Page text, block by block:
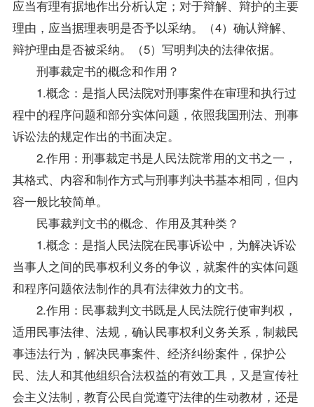
应当有理有据地作出分析认定；对于辩解、辩护的主要
理由，应当据理表明是否予以采纳。（4）确认辩解、
辩护理由是否被采纳。（5）写明判决的法律依据。
刑事裁定书的概念和作用？
1.概念：是指人民法院对刑事案件在审理和执行过
程中的程序问题和部分实体问题，依照我国刑法、刑事
诉讼法的规定作出的书面决定。
2.作用：刑事裁定书是人民法院常用的文书之一，
其格式、内容和制作方式与刑事判决书基本相同，但内
容一般比较简单。
民事裁判文书的概念、作用及其种类？
1.概念：是指人民法院在民事诉讼中，为解决诉讼
当事人之间的民事权利义务的争议，就案件的实体问题
和程序问题依法制作的具有法律效力的文书。
2.作用：民事裁判文书既是人民法院行使审判权，
适用民事法律、法规，确认民事权利义务关系，制裁民
事违法行为，解决民事案件、经济纠纷案件，保护公
民、法人和其他组织合法权益的有效工具，又是宣传社
会主义法制，教育公民自觉遵守法律的生动教材，还是